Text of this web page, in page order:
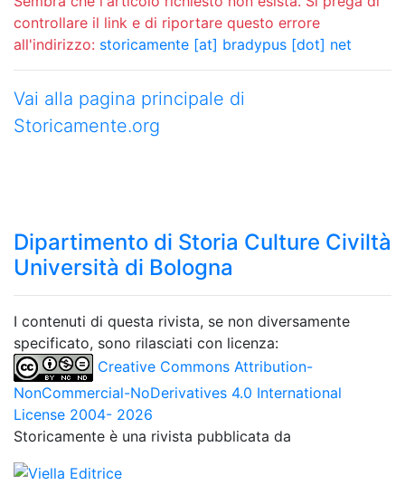
controllare il link e di riportare questo errore
all'indirizzo: storicamente [at] bradypus [dot] net
Vai alla pagina principale di
Storicamente.org
Dipartimento di Storia Culture Civiltà
Università di Bologna
I contenuti di questa rivista, se non diversamente
specificato, sono rilasciati con licenza:
Creative Commons Attribution-
NonCommercial-NoDerivatives 4.0 International
License 2004- 2026
Storicamente è una rivista pubblicata da